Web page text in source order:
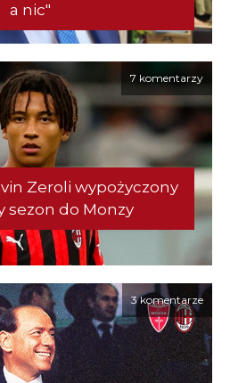
a nic"
7 komentarzy
Zeroli wypożyczony
sezon do Monzy
3 komentarze